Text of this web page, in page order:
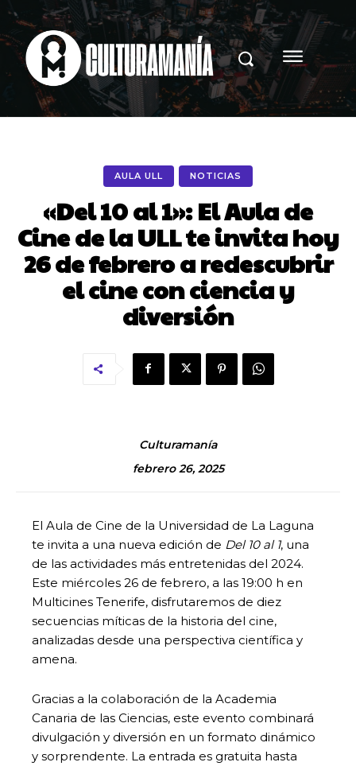
AULA ULL NOTICIAS
«Del 10 al 1»: El Aula de
Cine de la ULL te invita hoy
26 de febrero a redescubrir
el cine con ciencia y
diversión
Culturamanía
febrero 26, 2025
El Aula de Cine de la Universidad de La Laguna
te invita a una nueva edición de Del 10 al 1, una
de las actividades más entretenidas del 2024.
Este miércoles 26 de febrero, a las 19:00 h en
Multicines Tenerife, disfrutaremos de diez
secuencias míticas de la historia del cine,
analizadas desde una perspectiva científica y
amena.
Gracias a la colaboración de la Academia
Canaria de las Ciencias, este evento combinará
divulgación y diversión en un formato dinámico
y sorprendente. La entrada es gratuita hasta